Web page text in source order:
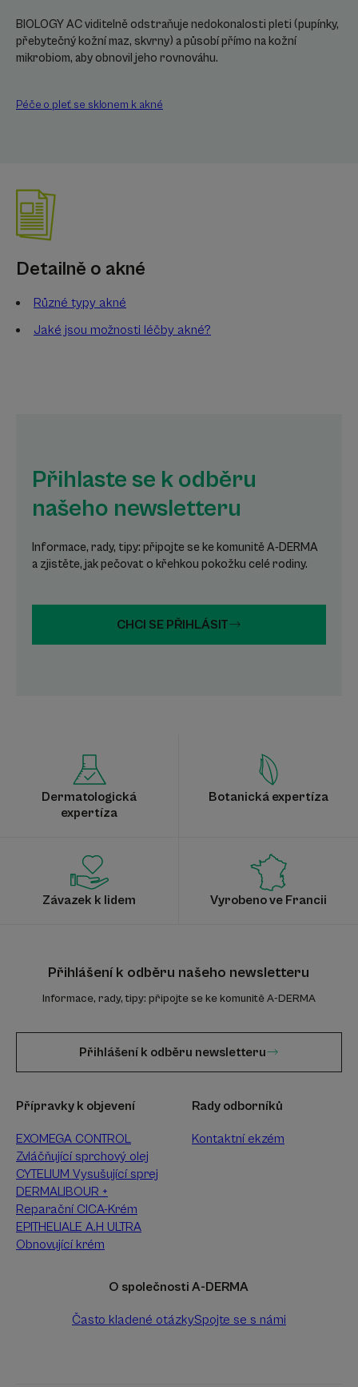
BIOLOGY AC viditelně odstraňuje nedokonalosti pleti (pupínky,
přebytečný kožní maz, skvrny) a působí přímo na kožní
mikrobiom, aby obnovil jeho rovnováhu.
Péče o pleť se sklonem k akné
Detailně o akné
Různé typy akné
Jaké jsou možnosti léčby akné?
Přihlaste se k odběru
našeho newsletteru
Informace, rady, tipy: připojte se ke komunitě A-DERMA
a zjistěte, jak pečovat o křehkou pokožku celé rodiny.
CHCI SE PŘIHLÁSIT
Dermatologická
expertíza
Botanická expertíza
Závazek k lidem Vyrobeno ve Francii
Přihlášení k odběru našeho newsletteru
Informace, rady, tipy: připojte se ke komunitě A-DERMA
Přihlášení k odběru newsletteru
Přípravky k objevení
EXOMEGA CONTROL
Zvláčňující sprchový olej
CYTELIUM Vysušující sprej
DERMALIBOUR +
Reparační CICA-Krém
EPITHELIALE A.H ULTRA
Obnovující krém
Rady odborníků
Kontaktní ekzém
O společnosti A-DERMA
Často kladené otázkySpojte se s námi